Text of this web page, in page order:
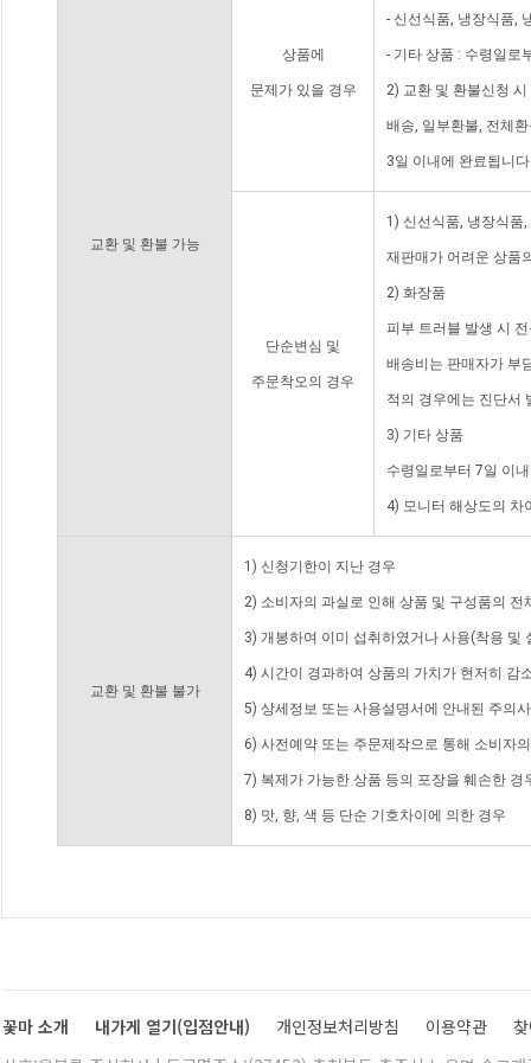
교환 및 환불 가능
상품에
문제가 있을 경우
- 신선식품, 냉장식품,
- 기타 상품 : 수령일로
2) 교환 및 환불신청
배송, 일부환불, 전체
3일 이내에 완료됩니
단순변심 및
주문착오의 경우
1) 신선식품, 냉장식품
재판매가 어려운 상품
2) 화장품
피부 트러블 발생 시
배송비는 판매자가 부
적의 경우에는 진단서
3) 기타 상품
수령일로부터 7일 이
4) 모니터 해상도의 차
교환 및 환불 불가
1) 신청기한이 지난 경우
2) 소비자의 과실로 인해 상품 및 구성품의
3) 개봉하여 이미 섭취하였거나 사용(착용 및
4) 시간이 경과하여 상품의 가치가 현저히 감
5) 상세정보 또는 사용설명서에 안내된 주의
6) 사전예약 또는 주문제작으로 통해 소비자
7) 복제가 가능한 상품 등의 포장을 훼손한 경
8) 맛, 향, 색 등 단순 기호차이에 의한 경우
꽃마 소개 내가게 열기(입점안내) 개인정보처리방침 이용약관